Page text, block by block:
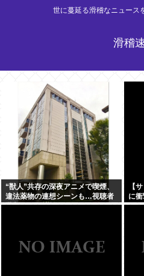
世に蔓延る滑稽なニュース
滑稽
“獣人”共存の深夜アニメで喫煙、
違法薬物の連想シーンも…視聴者
批判でBPO議論
【
に
盗